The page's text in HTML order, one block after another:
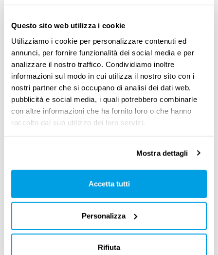
Questo sito web utilizza i cookie
Utilizziamo i cookie per personalizzare contenuti ed
annunci, per fornire funzionalità dei social media e per
analizzare il nostro traffico. Condividiamo inoltre
informazioni sul modo in cui utilizza il nostro sito con i
nostri partner che si occupano di analisi dei dati web,
pubblicità e social media, i quali potrebbero combinarle
con altre informazioni che ha fornito loro o che hanno
raccolto dal suo utilizzo dei loro servizi.
Mostra dettagli
Accetta tutti
Personalizza
Rifiuta
“Oggi parliamo di untema urgente.Un tema
che riguarda tutti noi. Parliamo di Intelligenza
Artificiale. Ma non per raccontare la
fantascienza. Parliamo diciò che l’IA sta già
facendo ogginei nostri uffici, nelle fabbriche,
nei processi organizzativi, nelle nostre
decisioni quotidiane. Eparliamo di lavoro,
perché il lavoro è il terreno su cui l’IA lascerà il
Altri vedono solo
opportunità. Noi oggi vogliamo fare unpasso
in più: capire, per poi agire.Questo
nasce per questo:aiutare chi lavora nelle
aziende, nella formazione, nel diritto, nelle
risorse umane a orientarsi, anon restare
. Ascoltando storie vere, guardando